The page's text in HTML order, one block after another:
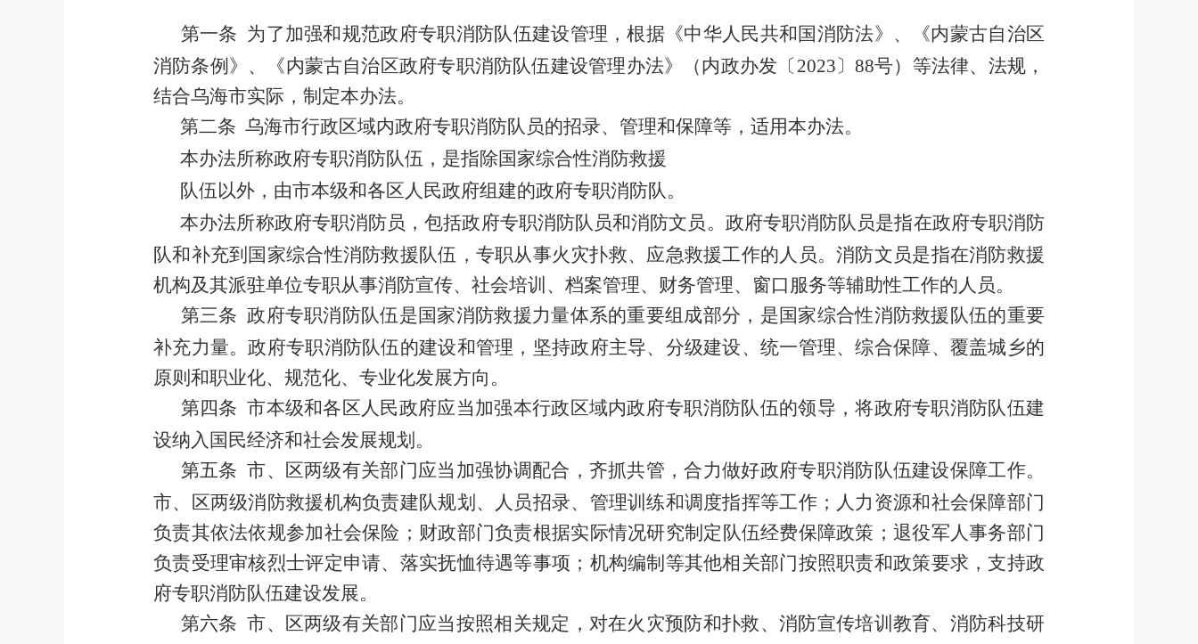
第一条 为了加强和规范政府专职消防队伍建设管理，根据《中华人民共和国消防法》、《内蒙古自治区
消防条例》、《内蒙古自治区政府专职消防队伍建设管理办法》（内政办发〔 2023〕88号）等法律、法规，
结合乌海市实际，制定本办法。
第二条 乌海市行政区域内政府专职消防队员的招录、管理和保障等，适用本办法。
本办法所称政府专职消防队伍，是指除国家综合性消防救援
队伍以外，由市本级和各区人民政府组建的政府专职消防队。
本办法所称政府专职消防员 ，包括政府专职消防队员和消防文员。政府专职消防队员是指在政府专职消防
队和补充到国家综合性消防救援队伍，专职从事火灾扑救、应急救援工作的人员。消防文员是指在消防救援
机构及其派驻单位专职从事消防宣传、社会培训、档案管理、财务管理、窗口服务等辅助性工作的人员。
第三条 政府专职消防队伍是国家消防救援力量体系的重要组成部分，是国家综合性消防救援队伍的重要
补充力量。政府专职消防队伍的建设和管理，坚持政府主导、分级建设、统一管理、综合保障、覆盖城乡的
原则和职业化、规范化、专业化发展方向。
第四条 市本级和各区人民政府应当加强本行政区域内政府专职消防队伍的领导，将政府专职消防队伍建
设纳入国民经济和社会发展规划。
第五条 市、区两级有关部门应当加强协调配合，齐抓共管，合力做好政府专职消防队伍建设保障工作。
市、区两级消防救援机构负责建队规划、人员招录、管理训练和调度指挥等工作；人力资源和社会保障部门
负责其依法依规参加社会保险；财政部门负责根据实际情况研究制定队伍经费保障政策；退役军人事务部门
负责受理审核烈士评定申请、落实抚恤待遇等事项； 机构编制 等其他相关部门按照职责和政策要求，支持政
府专职消防队伍建设发展。
第六条 市、区两级有关部门应当按照相关规定，对在火灾预防和扑救、消防宣传培训教育、消防科技研